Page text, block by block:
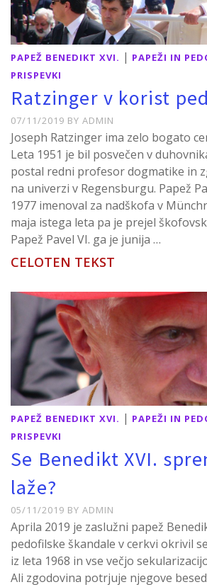
PAPEŽ BENEDIKT XVI. | PAPEŽI IN
PRISPEVKI
Ratzinger v korist
07/11/2019 BY ADMIN
Joseph Ratzinger ima zelo bogato
Leta 1951 je bil posvečen v
postal redni profesor dogmatike in
na univerzi v Regensburgu. Papež
1977 imenoval za nadškofa v
maja istega leta pa je prejel
Papež Pavel VI. ga je junija …
CELOTEN TEKST
PAPEŽ BENEDIKT XVI. | PAPEŽI IN
PRISPEVKI
Se Benedikt XVI.
laže?
05/11/2019 BY ADMIN
Aprila 2019 je zaslužni papež
pedofilske škandale v cerkvi okrivil
iz leta 1968 in vse večjo
Ali zgodovina potrjuje njegove